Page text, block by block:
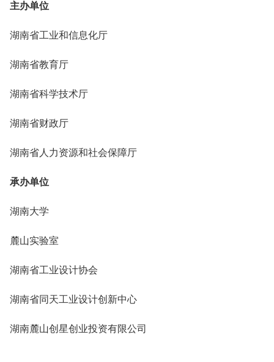
主办单位
湖南省工业和信息化厅
湖南省教育厅
湖南省科学技术厅
湖南省财政厅
湖南省人力资源和社会保障厅
承办单位
湖南大学
麓山实验室
湖南省工业设计协会
湖南省同天工业设计创新中心
湖南麓山创星创业投资有限公司